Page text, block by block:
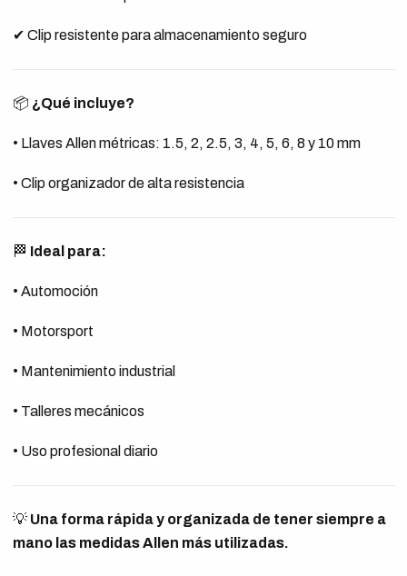
✔ Clip resistente para almacenamiento seguro
📦 ¿Qué incluye?
• Llaves Allen métricas: 1.5, 2, 2.5, 3, 4, 5, 6, 8 y 10 mm
• Clip organizador de alta resistencia
🏁 Ideal para:
• Automoción
• Motorsport
• Mantenimiento industrial
• Talleres mecánicos
• Uso profesional diario
💡 Una forma rápida y organizada de tener siempre a
mano las medidas Allen más utilizadas.